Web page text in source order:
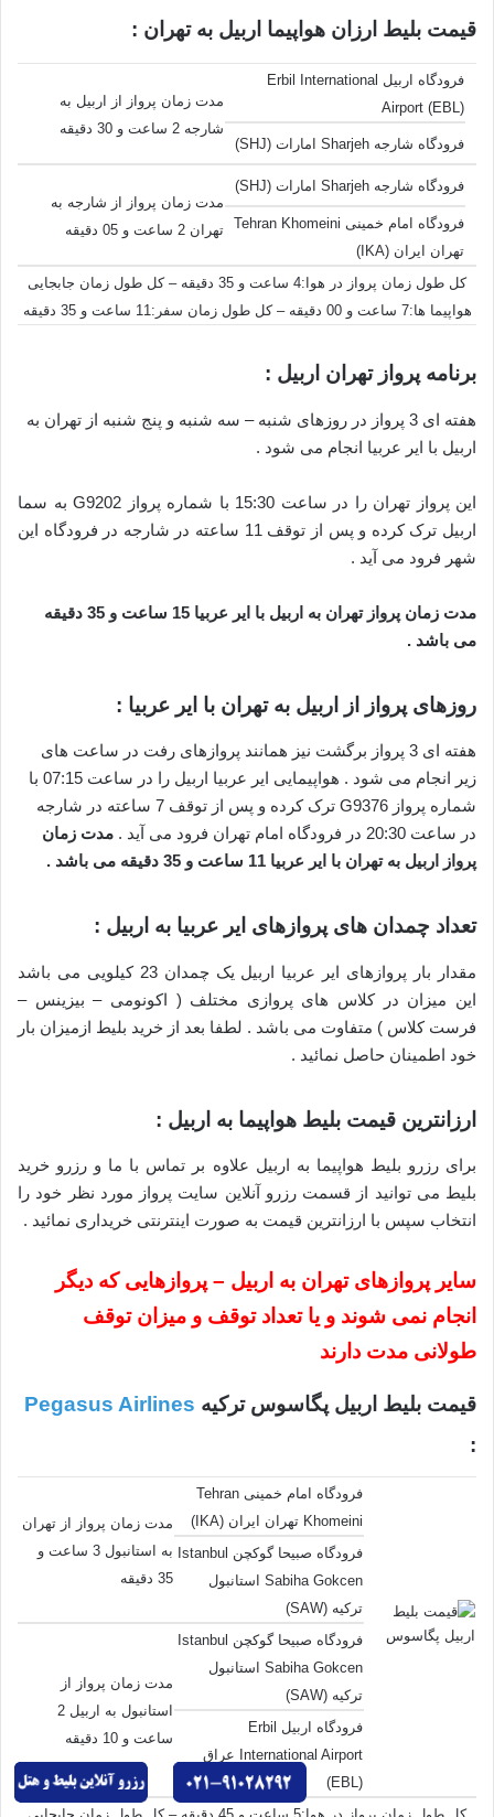
قیمت بلیط ارزان هواپیما اربیل به تهران :
فرودگاه اربیل Erbil International
Airport (EBL)
مدت زمان پرواز از اربیل به
شارجه 2 ساعت و 30 دقیقه
فرودگاه شارجه Sharjeh امارات (SHJ)
فرودگاه شارجه Sharjeh امارات (SHJ)
مدت زمان پرواز از شارجه به
تهران 2 ساعت و 05 دقیقه فرودگاه امام خمینی Tehran Khomeini
تهران ایران (IKA)
کل طول زمان پرواز در هوا:4 ساعت و 35 دقیقه – کل طول زمان جابجایی
هواپیما ها:7 ساعت و 00 دقیقه – کل طول زمان سفر:11 ساعت و 35 دقیقه
برنامه پرواز تهران اربیل :
هفته ای 3 پرواز در روزهای شنبه – سه شنبه و پنج شنبه از تهران به
اربیل با ایر عربیا انجام می شود .
این پرواز تهران را در ساعت 15:30 با شماره پرواز G9202 به سما
اربیل ترک کرده و پس از توقف 11 ساعته در شارجه در فرودگاه این
شهر فرود می آید .
مدت زمان پرواز تهران به اربیل با ایر عربیا 15 ساعت و 35 دقیقه
می باشد .
روزهای پرواز از اربیل به تهران با ایر عربیا :
هفته ای 3 پرواز برگشت نیز همانند پروازهای رفت در ساعت های
زیر انجام می شود . هواپیمایی ایر عربیا اربیل را در ساعت 07:15 با
شماره پرواز G9376 ترک کرده و پس از توقف 7 ساعته در شارجه
در ساعت 20:30 در فرودگاه امام تهران فرود می آید .
مدت زمان
پرواز اربیل به تهران با ایر عربیا 11 ساعت و 35 دقیقه می باشد .
تعداد چمدان های پروازهای ایر عربیا به اربیل :
مقدار بار پروازهای ایر عربیا اربیل یک چمدان 23 کیلویی می باشد
این میزان در کلاس های پروازی مختلف ( اکونومی – بیزینس –
فرست کلاس ) متفاوت می باشد . لطفا بعد از خرید بلیط ازمیزان بار
خود اطمینان حاصل نمائید .
ارزانترین قیمت بلیط هواپیما به اربیل :
برای رزرو بلیط هواپیما به اربیل علاوه بر تماس با ما و رزرو خرید
بلیط می توانید از قسمت رزرو آنلاین سایت پرواز مورد نظر خود را
انتخاب سپس با ارزانترین قیمت به صورت اینترنتی خریداری نمائید .
سایر پروازهای تهران به اربیل – پروازهایی که دیگر
انجام نمی شوند و یا تعداد توقف و میزان توقف
طولانی مدت دارند
قیمت بلیط اربیل پگاسوس ترکیه Pegasus Airlines
:
فرودگاه امام خمینی Tehran
Khomeini تهران ایران (IKA)
مدت زمان پرواز از تهران
به استانبول 3 ساعت و
35 دقیقه
فرودگاه صبیحا گوکچن Istanbul
Sabiha Gokcen استانبول
ترکیه (SAW)
فرودگاه صبیحا گوکچن Istanbul
Sabiha Gokcen استانبول
ترکیه (SAW)
مدت زمان پرواز از
استانبول به اربیل 2
ساعت و 10 دقیقه
فرودگاه اربیل Erbil
International Airport عراق
(EBL)